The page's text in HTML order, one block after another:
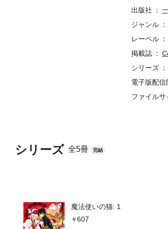
シリーズ 全5冊 完結
魔法使いの猫: 1
607
出版社
ジャンル
レーベル
掲載誌
シリーズ
電子版配信
ファイルサ